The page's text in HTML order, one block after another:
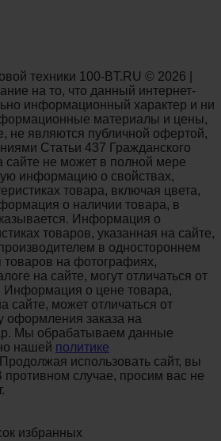
техники 100-BT.RU © 2026 |
на то, что данный интернет-
информационный характер и ни
материалы и цены,
не являются публичной офертой,
Статьи 437 Гражданского
сайте не может в полной мере
информацию о свойствах,
товара, включая цвета,
о наличии товара, в
Информация о
товаров, указанная на сайте,
в одностороннем
на фотографиях,
на сайте, могут отличаться от
Информация о цене товара,
сайте, может отличаться от
оформления заказа на
Мы обрабатываем данные
нашей политике
использовать сайт, вы
противном случае, просим вас не
избранных